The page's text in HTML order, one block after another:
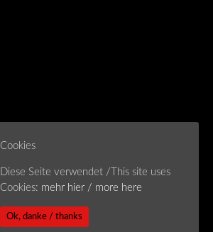
Cookies
Diese Seite verwendet /This site uses
Cookies: mehr hier / more here
Ok, danke / thanks